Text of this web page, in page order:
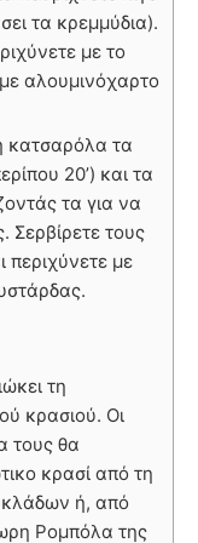
τα κρεμμύδια).
με το
αλουμινόχαρτο
κατσαρόλα τα
20’) και τα
τα για να
Σερβίρετε τους
περιχύνετε με
τη
κρασιού. Οι
τους θα
κρασί από τη
ή, από
Ρομπόλα της